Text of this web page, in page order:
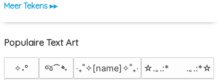
Meer Tekens ▸▸
Populaire Text Art
✧˖° જ⁀➴ ‎‧₊˚✧[name]✧˚₊‧ ☆.｡.:*　　.｡.:*☆